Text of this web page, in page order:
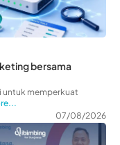
bersama
untuk memperkuat
07/08/2026